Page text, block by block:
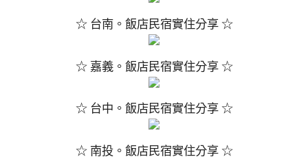
☆ 台南。飯店民宿實住分享 ☆
☆ 嘉義。飯店民宿實住分享 ☆
☆ 台中。飯店民宿實住分享 ☆
☆ 南投。飯店民宿實住分享 ☆